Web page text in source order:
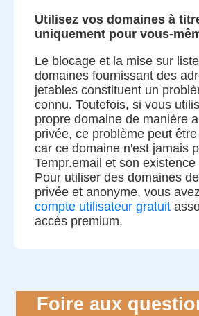
Utilisez vos domaines à
uniquement pour vous-
Le blocage et la mise sur
domaines fournissant des
jetables constituent un
connu. Toutefois, si vous
propre domaine de manière
privée, ce problème peut
car ce domaine n'est jamais
Tempr.email et son
Pour utiliser des domaines
privée et anonyme, vous
compte utilisateur gratuit
accès premium.
Foire aux